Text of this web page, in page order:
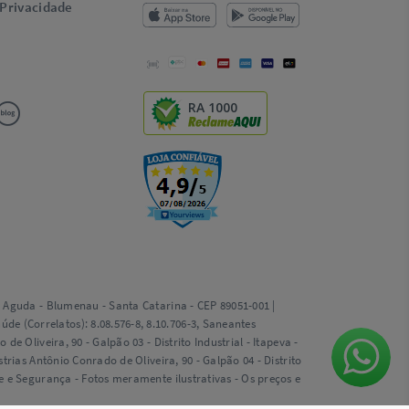
RA 1000
- Blumenau - Santa Catarina - CEP 89051-001 |
(Correlatos): 8.08.576-8, 8.10.706-3, Saneantes
de Oliveira, 90 - Galpão 03 - Distrito Industrial - Itapeva -
Antônio Conrado de Oliveira, 90 - Galpão 04 - Distrito
e Segurança - Fotos meramente ilustrativas - Os preços e